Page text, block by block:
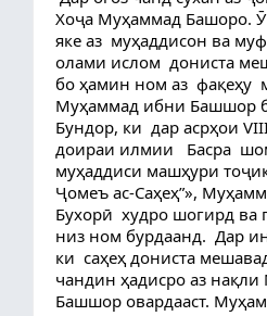
Хоҷа Муҳаммад Башоро. Ӯ
яке аз  муҳаддисон ва
олами ислом  дониста
бо ҳамин ном аз  фақеҳу
Муҳаммад ибни Башшор
Бундор, ки  дар асрҳои
доираи илмии   Басра
муҳаддиси машҳури
Ҷомеъ ас-Саҳеҳ”»,
Бухорӣ  худро шогирд ва
низ ном бурдаанд.  Дар
ки  саҳеҳ дониста
чандин ҳадисро аз
Башшор овардааст.